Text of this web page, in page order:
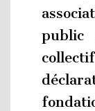
public